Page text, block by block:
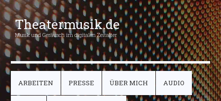
Theatermusik.de
Musik und Geräusch im digitalen Zeitalter
ARBEITEN PRESSE ÜBER MICH AUDIO